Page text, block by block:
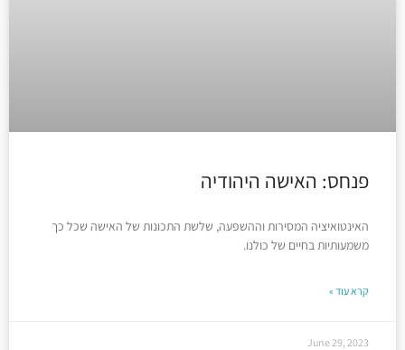
פנחס: האישה היהודיה
האינטואיציה המסירות וההשפעה, שלשת התכונות של האישה שכל כך
משמעותיות בחיים של כולנו.
קרא עוד »
June 29, 2023